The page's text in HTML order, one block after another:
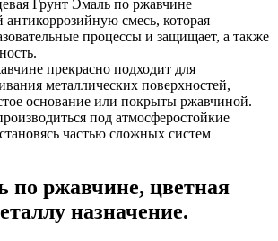
Грунт Эмаль по ржавчине
антикоррозийную смесь, которая
процессы и защищает, а также
прекрасно подходит для
металлических поверхностей,
основание или покрыты ржавчиной.
под атмосферостойкие
частью сложных систем
по ржавчине, цветная
назначение.